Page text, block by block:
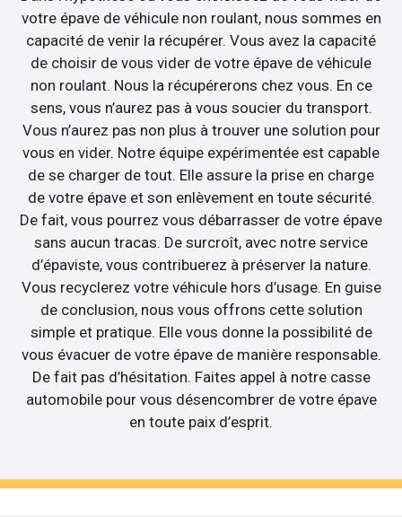
votre épave de véhicule non roulant, nous sommes en
capacité de venir la récupérer. Vous avez la capacité
de choisir de vous vider de votre épave de véhicule
non roulant. Nous la récupérerons chez vous. En ce
sens, vous n’aurez pas à vous soucier du transport.
Vous n’aurez pas non plus à trouver une solution pour
vous en vider. Notre équipe expérimentée est capable
de se charger de tout. Elle assure la prise en charge
de votre épave et son enlèvement en toute sécurité.
De fait, vous pourrez vous débarrasser de votre épave
sans aucun tracas. De surcroît, avec notre service
d’épaviste, vous contribuerez à préserver la nature.
Vous recyclerez votre véhicule hors d’usage. En guise
de conclusion, nous vous offrons cette solution
simple et pratique. Elle vous donne la possibilité de
vous évacuer de votre épave de manière responsable.
De fait pas d’hésitation. Faites appel à notre casse
automobile pour vous désencombrer de votre épave
en toute paix d’esprit.